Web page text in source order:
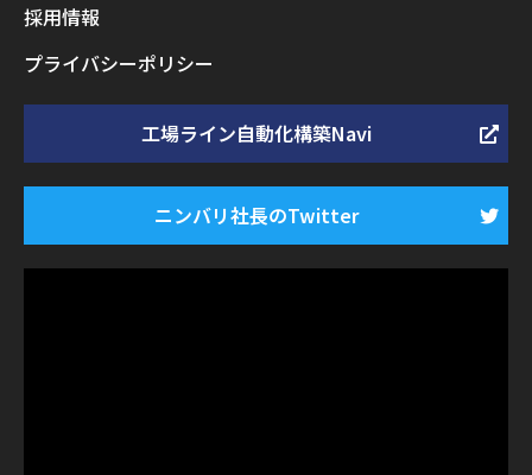
採用情報
プライバシーポリシー
工場ライン自動化構築Navi
ニンバリ社長のTwitter